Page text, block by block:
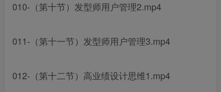
010-（第十节）发型师用户管理2.mp4
011-（第十一节）发型师用户管理3.mp4
012-（第十二节）高业绩设计思维1.mp4